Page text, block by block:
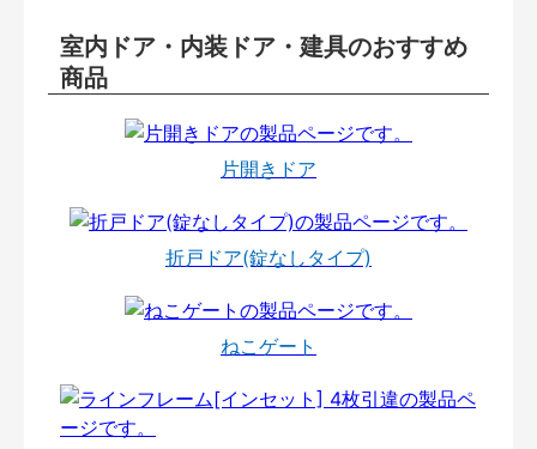
室内ドア・内装ドア・建具のおすすめ
商品
片開きドア
折戸ドア(錠なしタイプ)
ねこゲート